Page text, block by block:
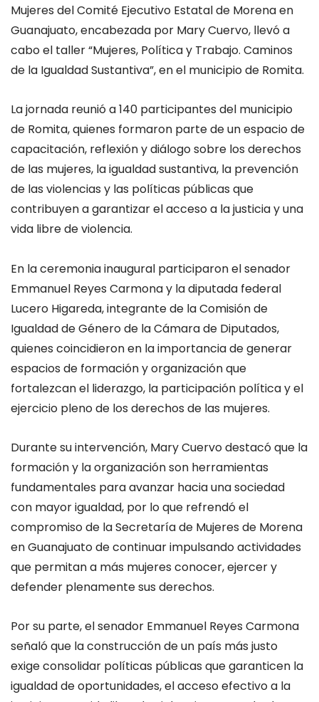
Mujeres del Comité Ejecutivo Estatal de Morena en
Guanajuato, encabezada por Mary Cuervo, llevó a
cabo el taller “Mujeres, Política y Trabajo. Caminos
de la Igualdad Sustantiva”, en el municipio de Romita.
La jornada reunió a 140 participantes del municipio
de Romita, quienes formaron parte de un espacio de
capacitación, reflexión y diálogo sobre los derechos
de las mujeres, la igualdad sustantiva, la prevención
de las violencias y las políticas públicas que
contribuyen a garantizar el acceso a la justicia y una
vida libre de violencia.
En la ceremonia inaugural participaron el senador
Emmanuel Reyes Carmona y la diputada federal
Lucero Higareda, integrante de la Comisión de
Igualdad de Género de la Cámara de Diputados,
quienes coincidieron en la importancia de generar
espacios de formación y organización que
fortalezcan el liderazgo, la participación política y el
ejercicio pleno de los derechos de las mujeres.
Durante su intervención, Mary Cuervo destacó que la
formación y la organización son herramientas
fundamentales para avanzar hacia una sociedad
con mayor igualdad, por lo que refrendó el
compromiso de la Secretaría de Mujeres de Morena
en Guanajuato de continuar impulsando actividades
que permitan a más mujeres conocer, ejercer y
defender plenamente sus derechos.
Por su parte, el senador Emmanuel Reyes Carmona
señaló que la construcción de un país más justo
exige consolidar políticas públicas que garanticen la
igualdad de oportunidades, el acceso efectivo a la